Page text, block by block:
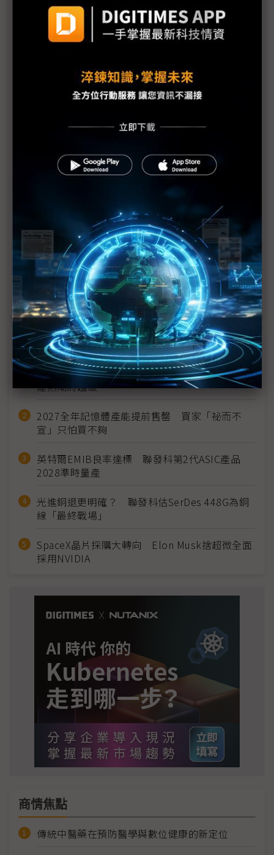
議題精選－折疊手機大餅甜滋滋
蘋果傳將推折疊iPhone 對三星有弊也有利
蘋果攜SDC開發折疊機 可能偏「書本式」設計
三星折疊新機南韓預售量不如前代 印度表現卻大放
中國手機動能不墜 折疊機需求供應鏈有感
折疊iPhone大餅香餑餑 台系FCCL只能垂涎？
三星全新行動AI生態系亮相 折疊新機24日起上市販
三星折疊機相機模組FPCB供應商追加BH 有助降低
生產成本
近７天熱門報導
MLCC訂單過熱、出貨比創高 村田示警全球AI基
建熱潮將趨緩
2027全年記憶體產能提前售罄 買家「祕而不
宣」只怕買不夠
英特爾EMIB良率達標 聯發科第2代ASIC產品
2028準時量產
光進銅退更明確？ 聯發科估SerDes 448G為銅
線「最終戰場」
SpaceX晶片採購大轉向 Elon Musk捨超微全面
採用NVIDIA
商情焦點
傳統中醫藥在預防醫學與數位健康的新定位